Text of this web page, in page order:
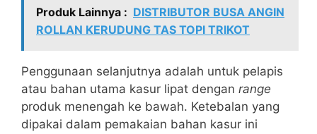
Produk Lainnya : DISTRIBUTOR BUSA ANGIN
ROLLAN KERUDUNG TAS TOPI TRIKOT
Penggunaan selanjutnya adalah untuk pelapis
atau bahan utama kasur lipat dengan range
produk menengah ke bawah. Ketebalan yang
dipakai dalam pemakaian bahan kasur ini